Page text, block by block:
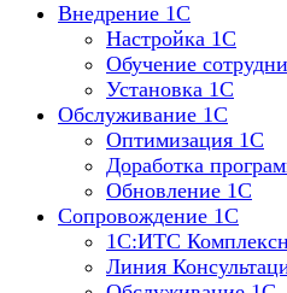
Внедрение 1С
Настройка 1C
Обучение
Установка 1C
Обслуживание 1С
Оптимизация 1С
Доработка
Обновление 1С
Сопровождение 1С
1C:ИТС
Линия